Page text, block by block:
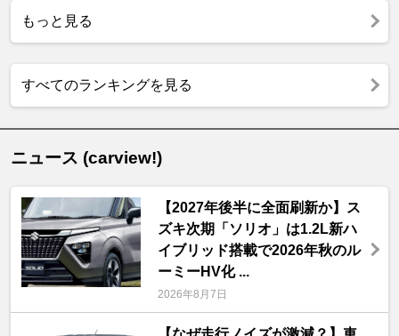
もっと見る
すべてのランキングを見る
ニュース (carview!)
【2027年後半に全面刷新か】ス
ズキ次期「ソリオ」は1.2L新ハ
イブリッド搭載で2026年秋のル
ーミーHV化 ...
2026年8月7日